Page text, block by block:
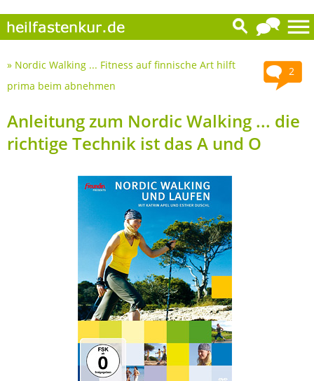
2
» Nordic Walking ... Fitness auf finnische Art hilft
prima beim abnehmen
Anleitung zum Nordic Walking ... die
richtige Technik ist das A und O